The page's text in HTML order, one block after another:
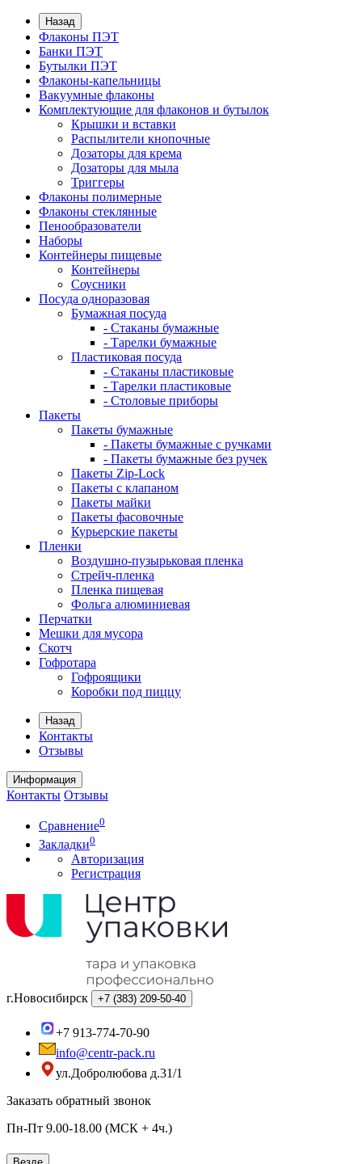
Назад
Флаконы ПЭТ
Банки ПЭТ
Бутылки ПЭТ
Флаконы-капельницы
Вакуумные флаконы
Комплектующие для флаконов и бутылок
Крышки и вставки
Распылители кнопочные
Дозаторы для крема
Дозаторы для мыла
Триггеры
Флаконы полимерные
Флаконы стеклянные
Пенообразователи
Наборы
Контейнеры пищевые
Контейнеры
Соусники
Посуда одноразовая
Бумажная посуда
- Стаканы бумажные
- Тарелки бумажные
Пластиковая посуда
- Стаканы пластиковые
- Тарелки пластиковые
- Столовые приборы
Пакеты
Пакеты бумажные
- Пакеты бумажные с ручками
- Пакеты бумажные без ручек
Пакеты Zip-Lock
Пакеты с клапаном
Пакеты майки
Пакеты фасовочные
Курьерские пакеты
Пленки
Воздушно-пузырьковая пленка
Стрейч-пленка
Пленка пищевая
Фольга алюминиевая
Перчатки
Мешки для мусора
Скотч
Гофротара
Гофроящики
Коробки под пиццу
Назад
Контакты
Отзывы
Информация
Контакты Отзывы
Сравнение0
Закладки0
Авторизация
Регистрация
г.Новосибирск +7 (383) 209-50-40
+7 913-774-70-90
info@centr-pack.ru
ул.Добролюбова д.31/1
Заказать обратный звонок
Пн-Пт 9.00-18.00 (МСК + 4ч.)